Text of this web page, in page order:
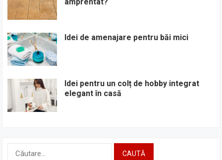
Idei de amenajare pentru băi mici
Idei pentru un colț de hobby integrat
elegant în casă